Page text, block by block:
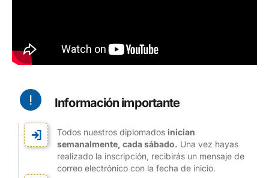
Información importante
Todos nuestros diplomados inician
semanalmente, cada sábado. Una vez hayas
realizado la inscripción, recibirás un mensaje de
correo electrónico con la fecha de inicio.